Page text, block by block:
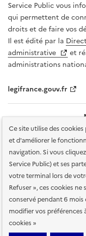
Ce site utilise des
et d'améliorer le
navigation. Si vous
Service Public) et ses
votre terminal lors de
Refuser », ces cookies
conservé pendant 6
modifier vos préférences
cookies »
Service Public vous
qui permettent de
droits et de faire vos
Il est édité par la
administrative
et
administrations
legifrance.gouv.fr
Plan du site Accessibilité :
services en ligne Mentions
Conditions générales